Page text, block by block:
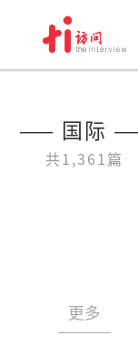
—— 国际
共1,361篇
更多